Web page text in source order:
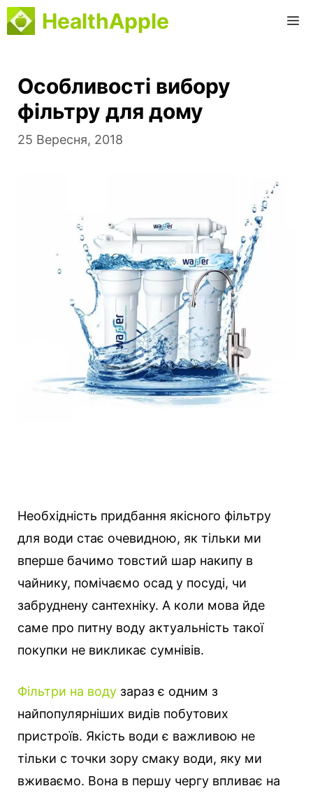
Перейти
до
HealthApple
Особливості вибору
фільтру для дому
25 Вересня, 2018
Необхідність придбання якісного фільтру
для води стає очевидною, як тільки ми
вперше бачимо товстий шар накипу в
чайнику, помічаємо осад у посуді, чи
забруднену сантехніку. А коли мова йде
саме про питну воду актуальність такої
покупки не викликає сумнівів.
Фільтри на воду зараз є одним з
найпопулярніших видів побутових
пристроїв. Якість води є важливою не
тільки с точки зору смаку води, яку ми
вживаємо. Вона в першу чергу впливає на